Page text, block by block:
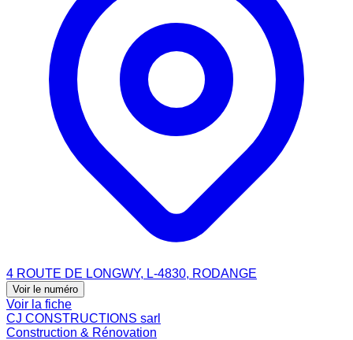
4 ROUTE DE LONGWY, L-4830, RODANGE
Voir le numéro
Voir la fiche
CJ CONSTRUCTIONS sarl
Construction & Rénovation